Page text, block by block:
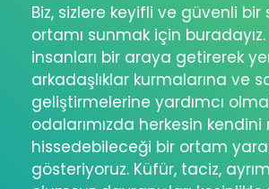
Biz, sizlere keyifli ve güvenli bir
ortamı sunmak için buradayız.
insanları bir araya getirerek
arkadaşlıklar kurmalarına ve
geliştirmelerine yardımcı
odalarımızda herkesin
hissedebileceği bir ortam
gösteriyoruz. Küfür, taciz,